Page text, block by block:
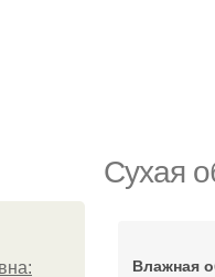
Сухая
Влажная